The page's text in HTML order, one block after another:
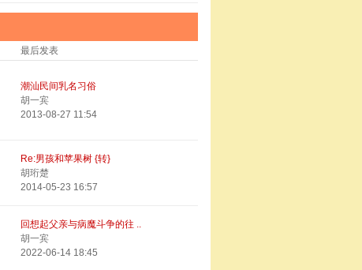
最后发表
潮汕民间乳名习俗
胡一宾
2013-08-27 11:54
Re:男孩和苹果树 {转}
胡珩楚
2014-05-23 16:57
回想起父亲与病魔斗争的往 ..
胡一宾
2022-06-14 18:45